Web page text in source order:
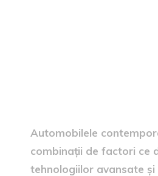
Automobilele
combinații de factori ce
tehnologiilor avansate